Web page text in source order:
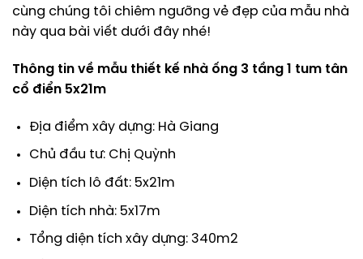
cùng chúng tôi chiêm ngưỡng vẻ đẹp của mẫu nhà
này qua bài viết dưới đây nhé!
Thông tin về mẫu thiết kế nhà ống 3 tầng 1 tum tân
cổ điển 5x21m
Địa điểm xây dựng: Hà Giang
Chủ đầu tư: Chị Quỳnh
Diện tích lô đất: 5x21m
Diện tích nhà: 5x17m
Tổng diện tích xây dựng: 340m2